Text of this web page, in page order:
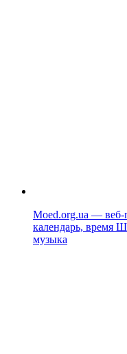
Moed.org.ua — веб-
календарь, время
музыка